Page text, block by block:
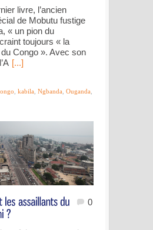
livre, l’ancien
de Mobutu fustige
« un pion du
toujours « la
Congo ». Avec son
[...]
kabila Ngbanda Ouganda
0